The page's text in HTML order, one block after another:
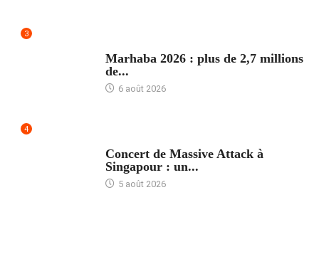
3
Marhaba 2026 : plus de 2,7 millions
de...
6 août 2026
4
Concert de Massive Attack à
Singapour : un...
5 août 2026